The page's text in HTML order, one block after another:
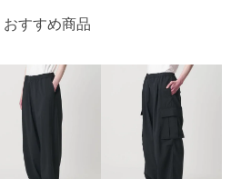
おすすめ商品